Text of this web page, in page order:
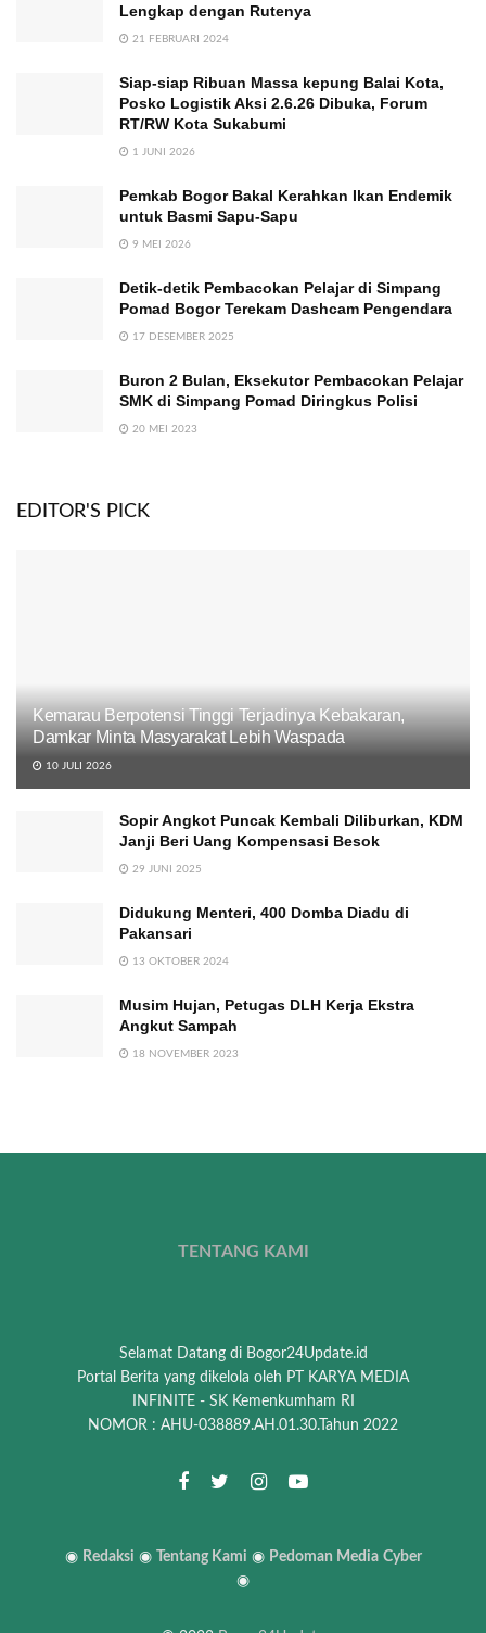
Lengkap dengan Rutenya
21 FEBRUARI 2024
Siap-siap Ribuan Massa kepung Balai Kota,
Posko Logistik Aksi 2.6.26 Dibuka, Forum
RT/RW Kota Sukabumi
1 JUNI 2026
Pemkab Bogor Bakal Kerahkan Ikan Endemik
untuk Basmi Sapu-Sapu
9 MEI 2026
Detik-detik Pembacokan Pelajar di Simpang
Pomad Bogor Terekam Dashcam Pengendara
17 DESEMBER 2025
Buron 2 Bulan, Eksekutor Pembacokan Pelajar
SMK di Simpang Pomad Diringkus Polisi
20 MEI 2023
EDITOR'S PICK
Kemarau Berpotensi Tinggi Terjadinya Kebakaran,
Damkar Minta Masyarakat Lebih Waspada
10 JULI 2026
Sopir Angkot Puncak Kembali Diliburkan, KDM
Janji Beri Uang Kompensasi Besok
29 JUNI 2025
Didukung Menteri, 400 Domba Diadu di
Pakansari
13 OKTOBER 2024
Musim Hujan, Petugas DLH Kerja Ekstra
Angkut Sampah
18 NOVEMBER 2023
TENTANG KAMI
Selamat Datang di Bogor24Update.id
Portal Berita yang dikelola oleh PT KARYA MEDIA
INFINITE - SK Kemenkumham RI
NOMOR : AHU-038889.AH.01.30.Tahun 2022
◉ Redaksi ◉ Tentang Kami ◉ Pedoman Media Cyber
◉